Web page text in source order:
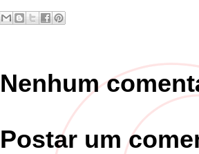
Nenhum
Postar um